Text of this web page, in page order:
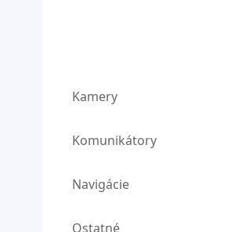
Kamery
Komunikátory
Navigácie
Ostatné